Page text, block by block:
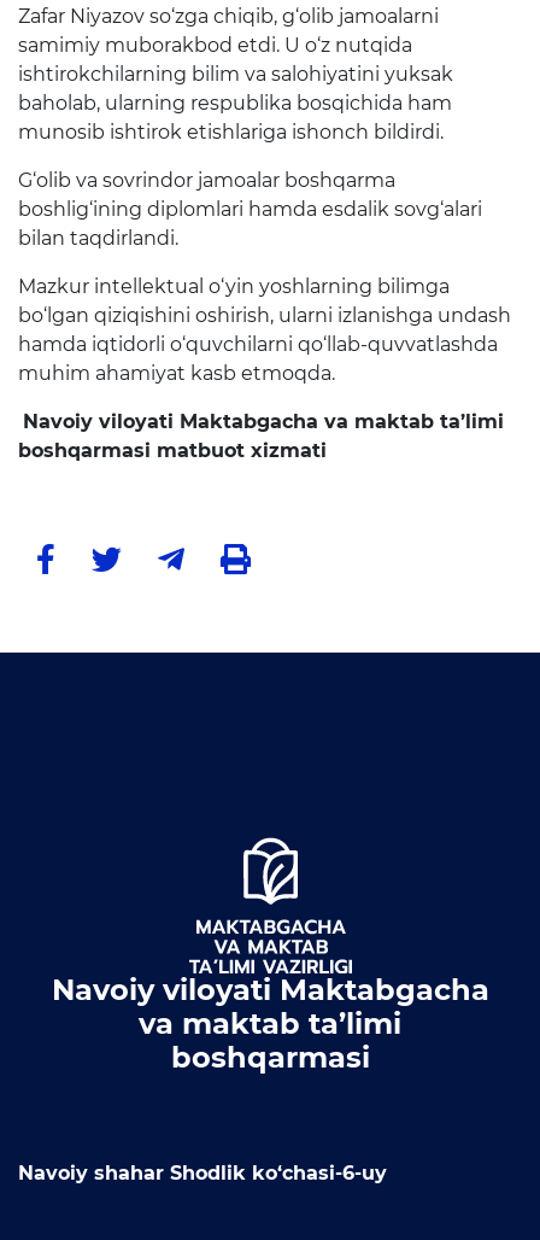
Galereya
Videogalereya
Axborot xizmati
Konferensiyalar
Tanlovlar
Akkreditatsiya
Infografika
Korrupsiyaga qarshi kurash
E'lonlar
Ochiq ma'lumotlar to'plami
Hujjatlar
Zafar Niyazov so‘zga chiqib, g‘olib jamoalarni
samimiy muborakbod etdi. U o‘z nutqida
ishtirokchilarning bilim va salohiyatini yuksak
baholab, ularning respublika bosqichida ham
munosib ishtirok etishlariga ishonch bildirdi.
G‘olib va sovrindor jamoalar boshqarma
boshlig‘ining diplomlari hamda esdalik sovg‘alari
bilan taqdirlandi.
Mazkur intellektual o‘yin yoshlarning bilimga
bo‘lgan qiziqishini oshirish, ularni izlanishga undash
hamda iqtidorli o‘quvchilarni qo‘llab-quvvatlashda
muhim ahamiyat kasb etmoqda.
Navoiy viloyati Maktabgacha va maktab ta’limi
boshqarmasi matbuot xizmati
Navoiy viloyati Maktabgacha
va maktab ta’limi
boshqarmasi
Navoiy shahar Shodlik ko‘chasi-6-uy